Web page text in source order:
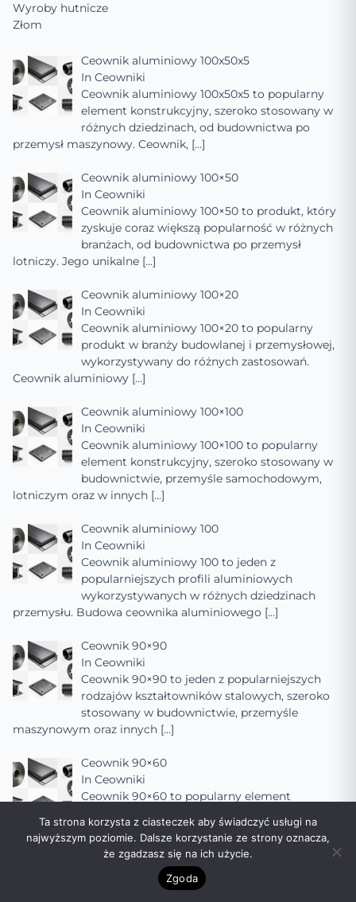
Wyroby hutnicze
Złom
Ceownik aluminiowy 100x50x5
In Ceowniki
Ceownik aluminiowy 100x50x5 to popularny
element konstrukcyjny, szeroko stosowany w
różnych dziedzinach, od budownictwa po
przemysł maszynowy. Ceownik, […]
Ceownik aluminiowy 100×50
In Ceowniki
Ceownik aluminiowy 100×50 to produkt, który
zyskuje coraz większą popularność w różnych
branżach, od budownictwa po przemysł
lotniczy. Jego unikalne […]
Ceownik aluminiowy 100×20
In Ceowniki
Ceownik aluminiowy 100×20 to popularny
produkt w branży budowlanej i przemysłowej,
wykorzystywany do różnych zastosowań.
Ceownik aluminiowy […]
Ceownik aluminiowy 100×100
In Ceowniki
Ceownik aluminiowy 100×100 to popularny
element konstrukcyjny, szeroko stosowany w
budownictwie, przemyśle samochodowym,
lotniczym oraz w innych […]
Ceownik aluminiowy 100
In Ceowniki
Ceownik aluminiowy 100 to jeden z
popularniejszych profili aluminiowych
wykorzystywanych w różnych dziedzinach
przemysłu. Budowa ceownika aluminiowego […]
Ceownik 90×90
In Ceowniki
Ceownik 90×90 to jeden z popularniejszych
rodzajów kształtowników stalowych, szeroko
stosowany w budownictwie, przemyśle
maszynowym oraz innych […]
Ceownik 90×60
In Ceowniki
Ceownik 90×60 to popularny element
budownictwie, inżynierii mechanicznej oraz
innych dziedzinach, gdzie wymagana jest[…]
Ceownik 90×50
Ta strona korzysta z ciasteczek aby świadczyć usługi na
najwyższym poziomie. Dalsze korzystanie ze strony oznacza,
że zgadzasz się na ich użycie.
Zgoda